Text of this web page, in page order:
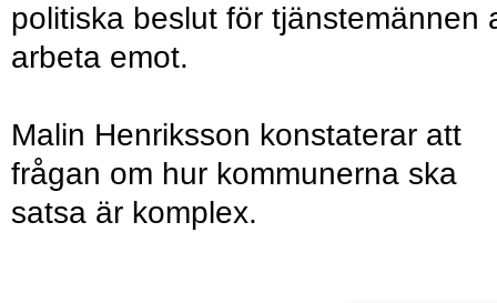
politiska beslut för tjänstemännen
arbeta emot.
Malin Henriksson konstaterar att
frågan om hur kommunerna ska
satsa är komplex.